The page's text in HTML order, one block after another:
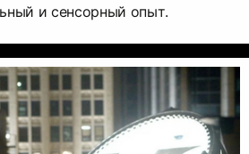
и сенсорный опыт.